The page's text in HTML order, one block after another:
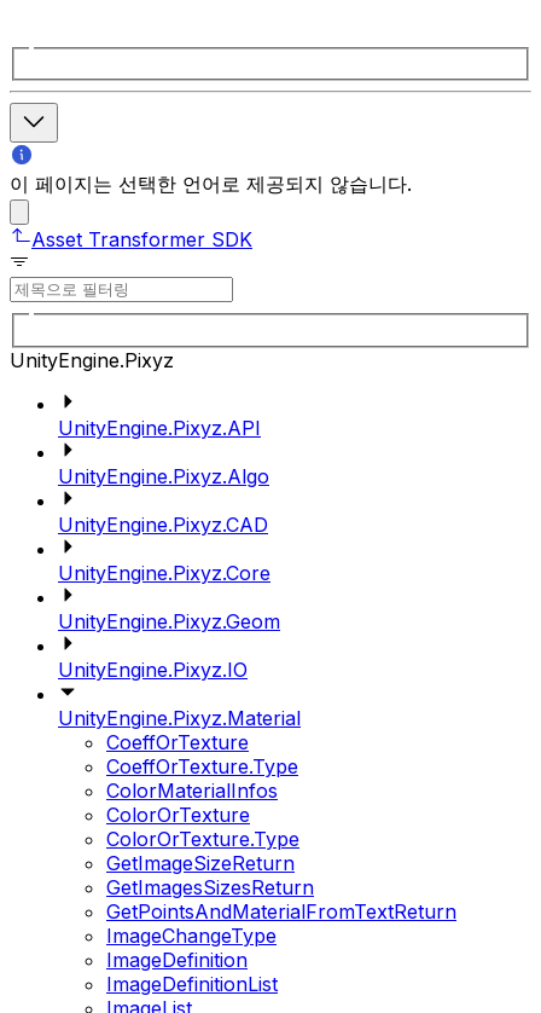
이 페이지는 선택한 언어로 제공되지 않습니다.
Asset Transformer SDK
UnityEngine.Pixyz
UnityEngine.Pixyz.API
UnityEngine.Pixyz.Algo
UnityEngine.Pixyz.CAD
UnityEngine.Pixyz.Core
UnityEngine.Pixyz.Geom
UnityEngine.Pixyz.IO
UnityEngine.Pixyz.Material
CoeffOrTexture
CoeffOrTexture.Type
ColorMaterialInfos
ColorOrTexture
ColorOrTexture.Type
GetImageSizeReturn
GetImagesSizesReturn
GetPointsAndMaterialFromTextReturn
ImageChangeType
ImageDefinition
ImageDefinitionList
ImageList